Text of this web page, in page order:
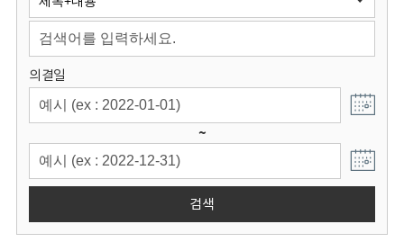
회
의결일
~
검색